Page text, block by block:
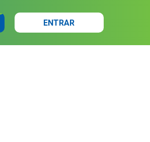
ENTRAR